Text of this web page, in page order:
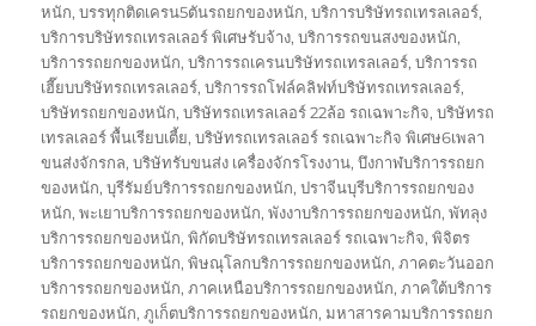
หนัก,บรรทุกติดเครน5ตันรถยกของหนัก,บริการบริษัทรถเทรลเลอร์,
บริการบริษัทรถเทรลเลอร์ พิเศษรับจ้าง,บริการรถขนสงของหนัก,
บริการรถยกของหนัก,บริการรถเครนบริษัทรถเทรลเลอร์,บริการรถ
เฮี๊ยบบริษัทรถเทรลเลอร์,บริการรถโฟล์คลิฟท์บริษัทรถเทรลเลอร์,
บริษัทรถยกของหนัก,บริษัทรถเทรลเลอร์ 22ล้อ รถเฉพาะกิจ,บริษัทรถ
เทรลเลอร์ พื้นเรียบเตี้ย,บริษัทรถเทรลเลอร์ รถเฉพาะกิจ พิเศษ6เพลา
ขนส่งจักรกล,บริษัทรับขนส่ง เครื่องจักรโรงงาน,บึงกาฬบริการรถยก
ของหนัก,บุรีรัมย์บริการรถยกของหนัก,ปราจีนบุรีบริการรถยกของ
หนัก,พะเยาบริการรถยกของหนัก,พังงาบริการรถยกของหนัก,พัทลุง
บริการรถยกของหนัก,พิกัดบริษัทรถเทรลเลอร์ รถเฉพาะกิจ,พิจิตร
บริการรถยกของหนัก,พิษณุโลกบริการรถยกของหนัก,ภาคตะวันออก
บริการรถยกของหนัก,ภาคเหนือบริการรถยกของหนัก,ภาคใต้บริการ
รถยกของหนัก,ภูเก็ตบริการรถยกของหนัก,มหาสารคามบริการรถยก